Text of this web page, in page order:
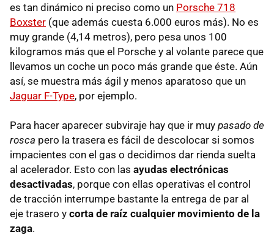
es tan dinámico ni preciso como un Porsche 718
Boxster (que además cuesta 6.000 euros más). No es
muy grande (4,14 metros), pero pesa unos 100
kilogramos más que el Porsche y al volante parece que
llevamos un coche un poco más grande que éste. Aún
así, se muestra más ágil y menos aparatoso que un
Jaguar F-Type, por ejemplo.
Para hacer aparecer subviraje hay que ir muy pasado de
rosca pero la trasera es fácil de descolocar si somos
impacientes con el gas o decidimos dar rienda suelta
al acelerador. Esto con las ayudas electrónicas
desactivadas, porque con ellas operativas el control
de tracción interrumpe bastante la entrega de par al
eje trasero y corta de raíz cualquier movimiento de la
zaga.